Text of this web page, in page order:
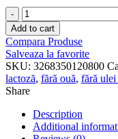
Biscuiți
Mic
Dejun,
cu
smochine,
struguri
și
semințe
quantity
Add to cart
Compara Produse
Salveaza la favorite
SKU: 3268350120800
lactoză, fără ouă, fără ulei
Share
Description
Additional